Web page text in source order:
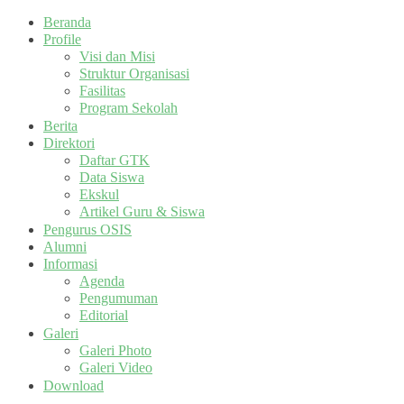
Beranda
Profile
Visi dan Misi
Struktur Organisasi
Fasilitas
Program Sekolah
Berita
Direktori
Daftar GTK
Data Siswa
Ekskul
Artikel Guru & Siswa
Pengurus OSIS
Alumni
Informasi
Agenda
Pengumuman
Editorial
Galeri
Galeri Photo
Galeri Video
Download